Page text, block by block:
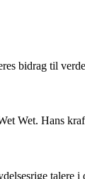
bidrag til
Wet. Hans